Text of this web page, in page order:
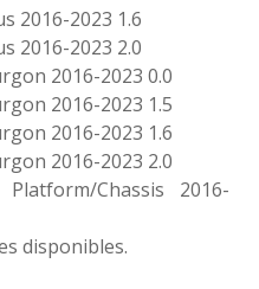
2016-2023 1.6
2016-2023 2.0
2016-2023 0.0
2016-2023 1.5
2016-2023 1.6
2016-2023 2.0
Platform/Chassis 2016-
disponibles.